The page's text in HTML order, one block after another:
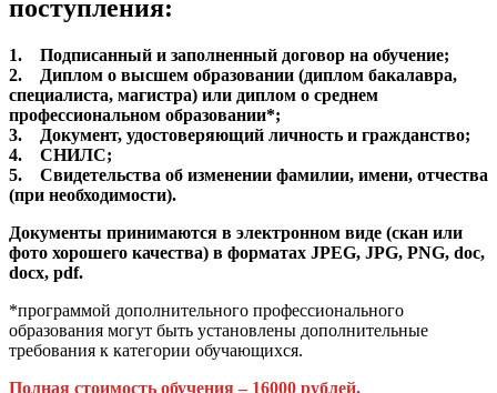
поступления:
1. Подписанный и заполненный договор на обучение;
2. Диплом о высшем образовании (диплом бакалавра,
специалиста, магистра) или диплом о среднем
профессиональном образовании*;
3. Документ, удостоверяющий личность и гражданство;
4. СНИЛС;
5. Свидетельства об изменении фамилии, имени, отчества
(при необходимости).
Документы принимаются в электронном виде (скан или
фото хорошего качества) в форматах JPEG, JPG, PNG, doc,
docx, pdf.
*программой дополнительного профессионального
образования могут быть установлены дополнительные
требования к категории обучающихся.
Полная стоимость обучения – 16000 рублей.